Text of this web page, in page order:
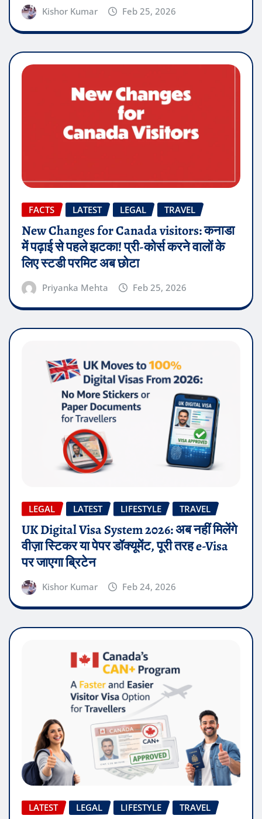
Kishor Kumar Feb 25, 2026
FACTS LATEST LEGAL TRAVEL
New Changes for Canada visitors: कनाडा
में पढ़ाई से पहले झटका! प्री-कोर्स करने वालों के
लिए स्टडी परमिट अब छोटा
Priyanka Mehta Feb 25, 2026
LEGAL LATEST LIFESTYLE TRAVEL
UK Digital Visa System 2026: अब नहीं मिलेंगे
वीज़ा स्टिकर या पेपर डॉक्यूमेंट, पूरी तरह e-Visa
पर जाएगा ब्रिटेन
Kishor Kumar Feb 24, 2026
LATEST LEGAL LIFESTYLE TRAVEL